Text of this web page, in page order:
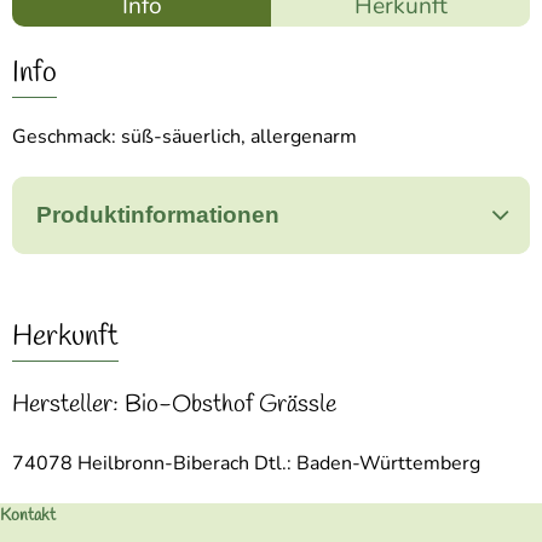
Info
Geschmack: süß-säuerlich, allergenarm
Produktinformationen
Herkunft
Hersteller: Bio-Obsthof Grässle
74078 Heilbronn-Biberach Dtl.: Baden-Württemberg
Kontakt